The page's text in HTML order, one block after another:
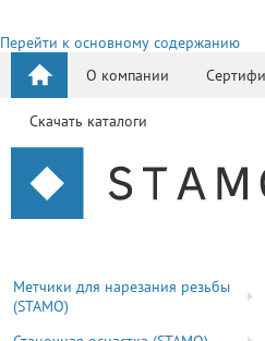
Перейти к основному содержанию
О компании
Скачать каталоги
Метчики для нарезания резьбы
(STAMO)